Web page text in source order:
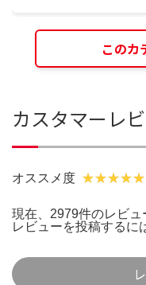
このカ
カスタマーレ
オススメ度
現在、2979件のレビュ
レビューを投稿するに